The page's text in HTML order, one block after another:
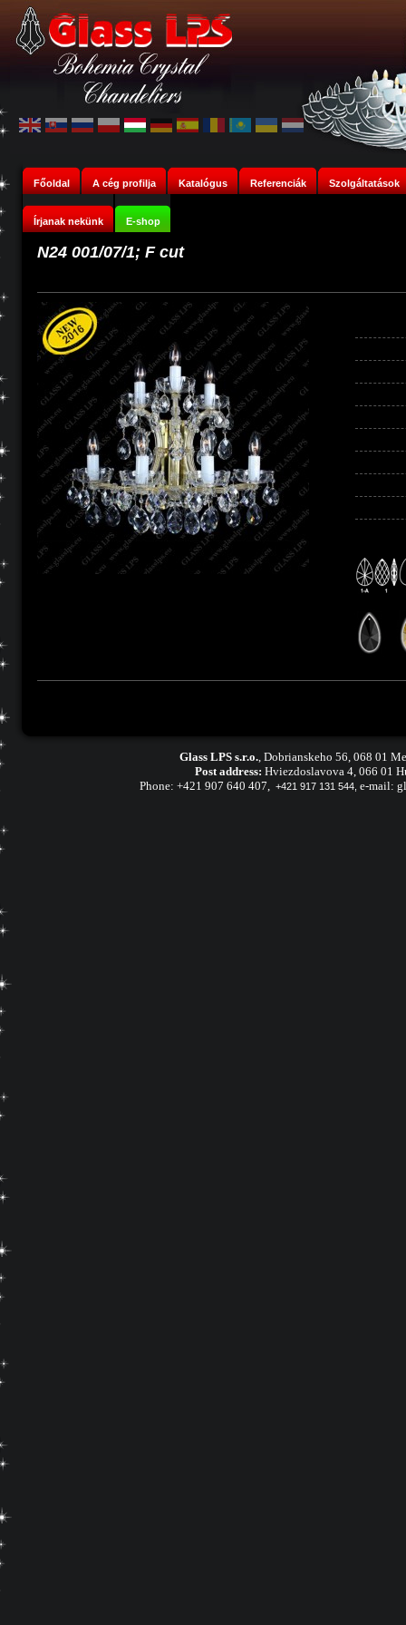
Főoldal A cég profilja Katalógus Referenciák Szolgáltatások
Írjanak nekünk E-shop
N24 001/07/1; F cut
Glass LPS s.r.o., Dobrianskeho 56, 068 01
Post address: Hviezdoslavova 4, 066 01
Phone: +421 907 640 407 +421 917 131 544, e-mail: